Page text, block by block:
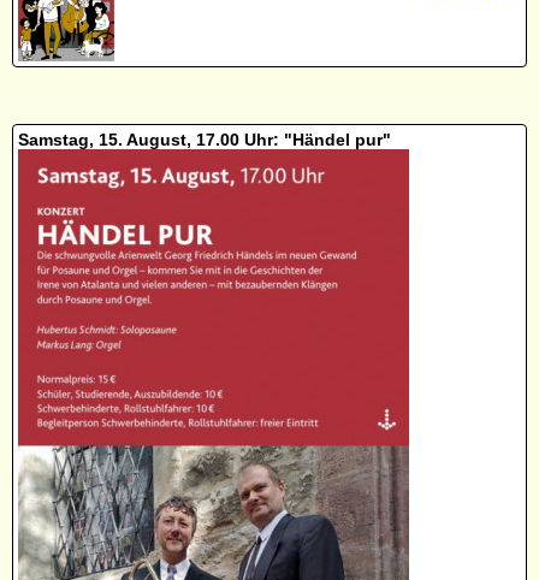
Samstag, 15. August, 17.00 Uhr: "Händel pur"